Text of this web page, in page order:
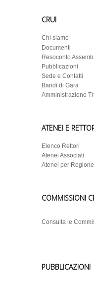
CRUI
Chi siamo
Documenti
Resoconto
Pubblicazioni
Sede e Contatti
Bandi di Gara
Amministrazione
ATENEI E
Elenco Rettori
Atenei Associati
Atenei per Regione
COMMISSIONI
Consulta le
PUBBLICAZIONI